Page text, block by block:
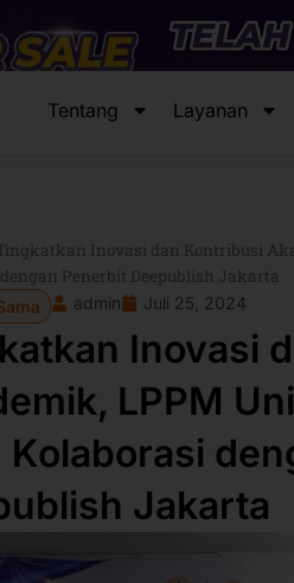
Tentang
Layanan
Tingkatkan Inovasi dan Kontribusi
Penerbit Deepublish Jakarta
admin Juli 25, 2024
Inovasi
LPPM
Kolaborasi
Jakarta